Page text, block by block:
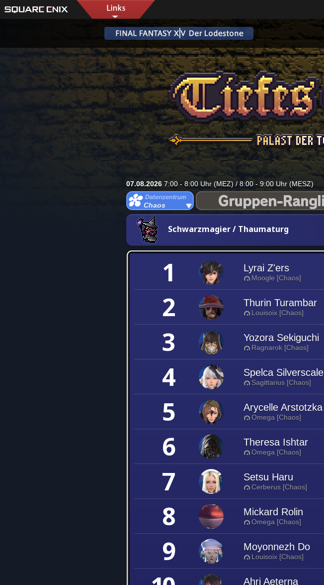
07.08.2026 7:00 - 8:00 Uhr (MEZ) / 8:00 - 9:00 Uhr (MESZ)
Chaos
Schwarzmagier / Thaumaturg
1 Lyrai Z'ers
Moogle [Chaos]
2 Thurin Turambar
Louisoix [Chaos]
3 Yozora Sekiguchi
Ragnarok [Chaos]
4 Spelca Silverscale
Sagittarius [Chaos]
5 Arycelle Arstotzka
Omega [Chaos]
6 Theresa Ishtar
Omega [Chaos]
7 Setsu Haru
Cerberus [Chaos]
8 Mickard Rolin
Omega [Chaos]
9 Moyonnezh Do
Louisoix [Chaos]
Ahri Aeterna